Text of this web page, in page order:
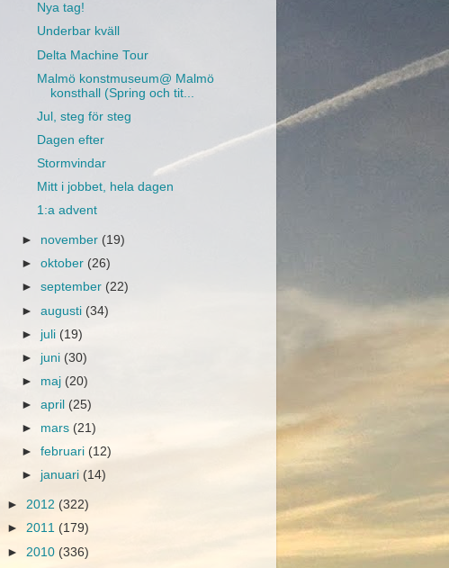
Nya tag!
Underbar kväll
Delta Machine Tour
Malmö konstmuseum@ Malmö
konsthall (Spring och tit...
Jul, steg för steg
Dagen efter
Stormvindar
Mitt i jobbet, hela dagen
1:a advent
► november (19)
►oktober (26)
►september (22)
►augusti (34)
► juli (19)
► juni (30)
► maj (20)
►april (25)
► mars (21)
►februari (12)
► januari(14)
► 2012 (322)
► 2011 (179)
► 2010 (336)